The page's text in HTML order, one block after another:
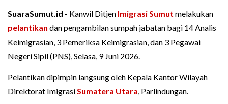
SuaraSumut.id - Kanwil Ditjen Imigrasi Sumut melakukan
pelantikan dan pengambilan sumpah jabatan bagi 14 Analis
Keimigrasian, 3 Pemeriksa Keimigrasian, dan 3 Pegawai
Negeri Sipil (PNS), Selasa, 9 Juni 2026.
Pelantikan dipimpin langsung oleh Kepala Kantor Wilayah
Direktorat ImigrasiSumatera Utara, Parlindungan.